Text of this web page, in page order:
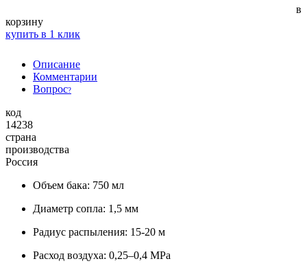
в
корзину
купить в 1 клик
Описание
Комментарии
Вопрос?
код
14238
страна
производства
Россия
Объем бака: 750 мл
Диаметр сопла: 1,5 мм
Радиус распыления: 15-20 м
Расход воздуха: 0,25–0,4 МРа